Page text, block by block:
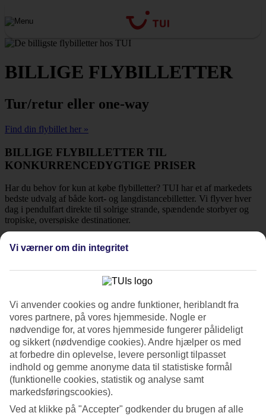
BILLIGE FLYBILLETTER
Tur/retur eller one-way
Find din flybillet her »
BILLIGE FLYBILLETTER TIL
KONKURRENCEDYGTIGE PRISER
Har du behov for kun at købe flybilletter? TUI har et af markedets
bedste udvalg af både kort- og langdistancebilletter. Vi flyver hver
dag i pendulfart direkte til solrige strande, spændende storbyer og
tropiske, oversøiske destinationer.
Rejs i maj fra 1.295,-
Rejs i juni fra 1.995,-
Rejs i august fra 1.495,-
ALLE FLYBILLETTER TUR/RETUR
Vær obs på, at prisen kan ændre sig frem til rejsen er bestilt.
FLYBILLETTER FRA DANMARK - ONEWAY
Vi værner om din integritet
Vi anvender cookies og andre funktioner, heriblandt fra
vores partnere, på vores hjemmeside. Nogle er
nødvendige for, at vores hjemmeside fungerer pålideligt
og sikkert (nødvendige cookies). Andre hjælper os med
at forbedre din oplevelse, levere personligt tilpasset
indhold og gemme anonyme data til statistiske formål
(funktionelle cookies, statistik og analyse samt
markedsføringscookies).
Ved at klikke på "Accepter" godkender du brugen af alle